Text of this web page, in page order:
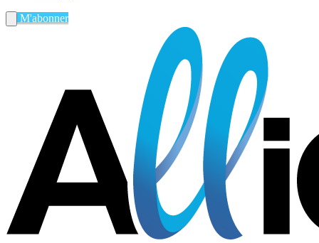
M'abonner